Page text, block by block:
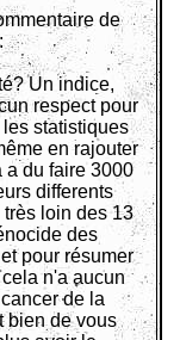
de
Un indice,
respect pour
les statistiques
en rajouter
a du faire 3000
differents
loin des 13
des
pour résumer
n'a aucun
de la
bien de vous